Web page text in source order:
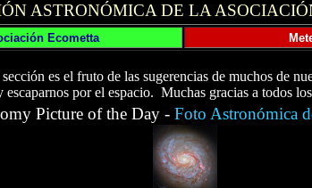
ASTRONÓMICA DE LA
Ecometta
es el fruto de las sugerencias de muchos de
por el espacio. Muchas gracias a todos
Picture of the Day - Foto Astronómica